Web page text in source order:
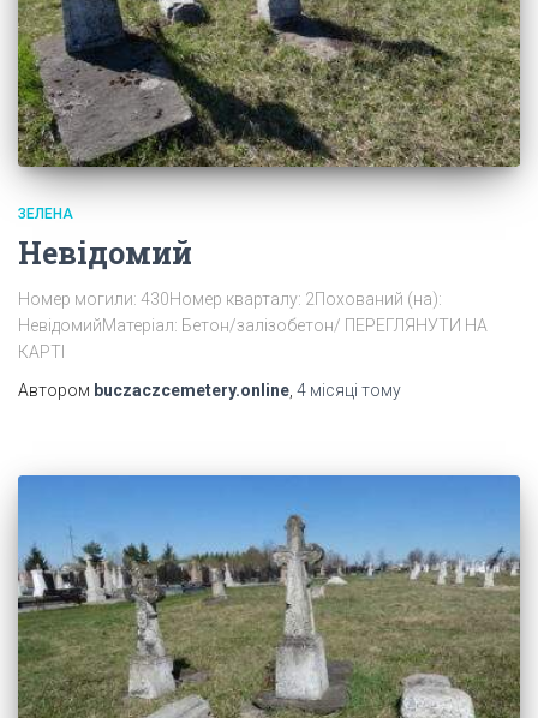
ЗЕЛЕНА
Невідомий
Номер могили: 430Номер кварталу: 2Похований (на):
НевідомийМатеріал: Бетон/залізобетон/ ПЕРЕГЛЯНУТИ НА
КАРТІ
Автором buczaczcemetery.online, 4 місяці тому